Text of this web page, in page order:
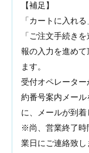
【補足】
「カートに入れ
「ご注文手続き
報の入力を進め
ます。
受付オペレータ
約番号案内メー
に、メールが到着
※尚、営業終了時
業日にご連絡致し